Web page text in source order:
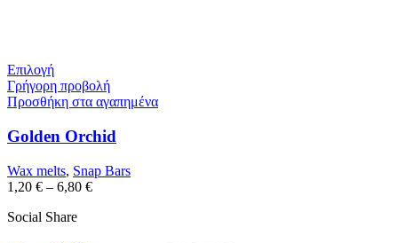
Επιλογή
Γρήγορη προβολή
Προσθήκη στα αγαπημένα
Golden Orchid
Wax melts, Snap Bars
1,20 € – 6,80 €
Social Share